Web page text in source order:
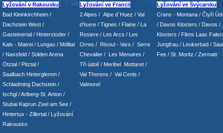
Lyžování v Rakousku
Bad Kleinkirchheim /
Dachstein West /
Gasteinertal / Hinterstoder /
Kals - Matrei / Lungau / Mölltal
/ Nassfeld / Sölden Arena
Ötztal / Pitztal /
Saalbach Hinterglemm /
Schladming Dachstein /
Ischgl /Arlberg-St. Anton /
Stubai Kaprun Zeel am See /
Hintertux - Zillertal / Lyžování
Rakousko
Lyžování ve Francii
2 Alpes / Alpe d´Huez / Val
d’Isere / Tignes / Flaine / La
Rosiere / Les Arcs / Les
Orres / Risoul - Vars / Serre
Chevalier / Les Menuires /
Tři údolí / Meribel Mottaret /
Val Thorens / Val Cenis /
Valmorel
Lyžování ve Švýcarsku
Crans - Montana / Čtyři
/ Davos Klosters / Davos /
Klosters / Flims Laax
Jungfrau / Leukerbad /
Fee / St. Moritz / Zermatt